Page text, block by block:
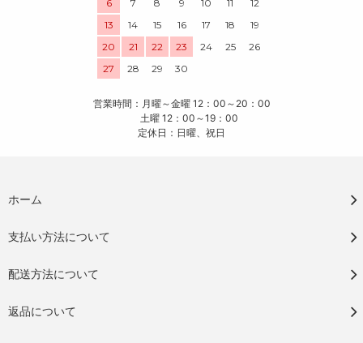
6
7 8 9 10 11
12
13
14 15 16 17 18
19
20
21 22 23 24 25
26
27
28 29 30
営業時間：月曜～金曜 12：00～20：00
土曜 12：00～19：00
定休日：日曜、祝日
ホーム
支払い方法について
配送方法について
返品について